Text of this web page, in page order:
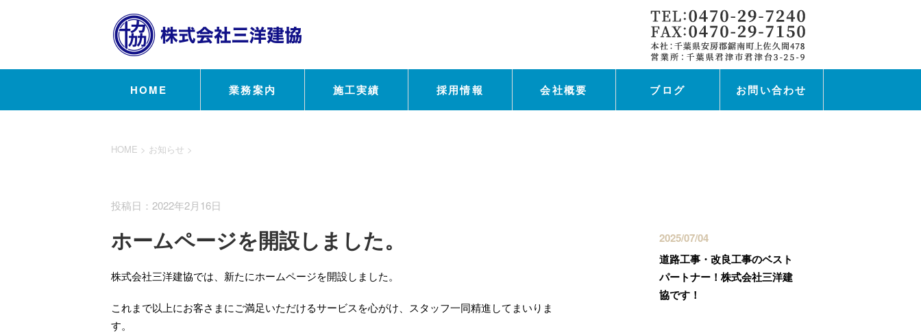
HOME 業務案内 施工実績 採用情報 会社概要 ブログ お問い合わせ
HOME > お知らせ >
投稿日：2022年2月16日
ホームページを開設しました。
株式会社三洋建協では、新たにホームページを開設しました。
これまで以上にお客さまにご満足いただけるサービスを心がけ、スタッフ一同精進してまいりま
す。
2025/07/04
道路工事・改良工事のベスト
パートナー！株式会社三洋建
協です！